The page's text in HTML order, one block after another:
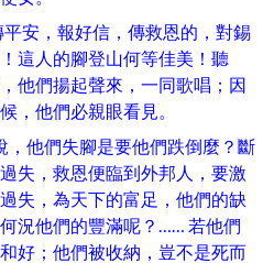
安，報好信，傳救恩的，對錫
這人的腳登山何等佳美！聽
他們揚起聲來，一同歌唱；因
，他們必親眼看見。
，他們失腳是要他們跌倒麼？斷
失，救恩便臨到外邦人，要激
失，為天下的富足，他們的缺
況他們的豐滿呢？…… 若他們
好；他們被收納，豈不是死而